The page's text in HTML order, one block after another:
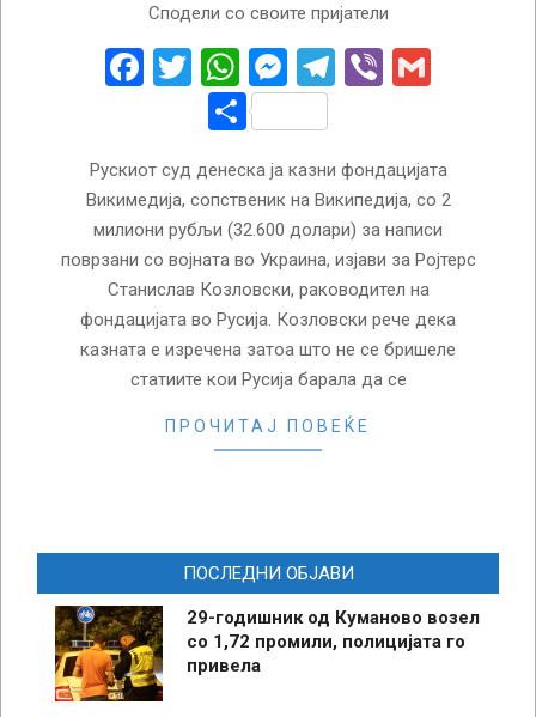
Сподели со своите пријатели
Facebook
Twitter
WhatsApp
Messenger
Telegram
Viber
Share
Рускиот суд денеска ја казни фондацијата
Викимедија, сопственик на Википедија, со 2
милиони рубљи (32.600 долари) за написи
поврзани со војната во Украина, изјави за Ројтерс
Станислав Козловски, раководител на
фондацијата во Русија. Козловски рече дека
казната е изречена затоа што не се бришеле
статиите кои Русија барала да се
ПРОЧИТАЈ ПОВЕЌЕ
ПОСЛЕДНИ ОБЈАВИ
29-годишник од Куманово возел
со 1,72 промили, полицијата го
привела